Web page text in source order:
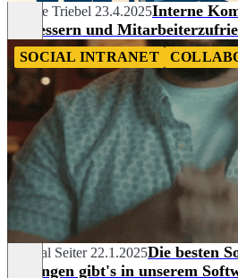
Nadine Triebel 23.4.2025Interne
verbessern und
SOCIAL INTRANET
Chantal Seiter 22.1.2025Die besten
Lösungen gibt's in unserem